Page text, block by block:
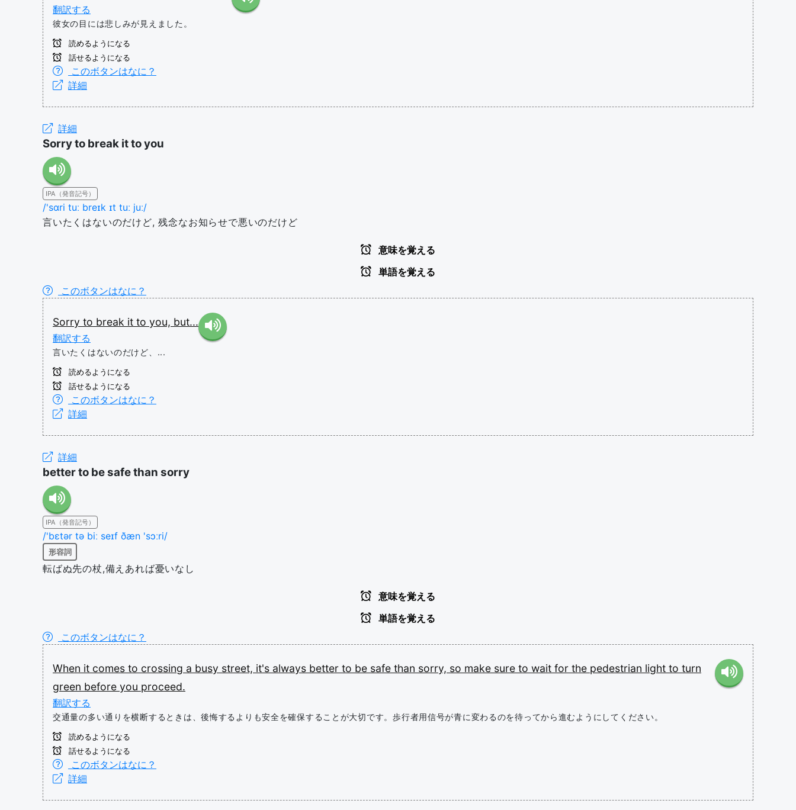
翻訳する
彼女の目には悲しみが見えました。
読めるようになる
話せるようになる
このボタンはなに？
詳細
詳細
Sorry to break it to you
IPA（発音記号）
/'sɑri tuː breɪk ɪt tuː juː/
言いたくはないのだけど, 残念なお知らせで悪いのだけど
意味を覚える
単語を覚える
このボタンはなに？
Sorry to break it to you, but...
翻訳する
言いたくはないのだけど、...
読めるようになる
話せるようになる
このボタンはなに？
詳細
詳細
better to be safe than sorry
IPA（発音記号）
/'bɛtər tə biː seɪf ðæn 'sɔːri/
形容詞
転ばぬ先の杖,備えあれば憂いなし
意味を覚える
単語を覚える
このボタンはなに？
When it comes to crossing a busy street, it's always better to be safe than sorry, so make sure to wait for the pedestrian light to turn
green before you proceed.
翻訳する
交通量の多い通りを横断するときは、後悔するよりも安全を確保することが大切です。歩行者用信号が青に変わるのを待ってから進むようにしてください。
読めるようになる
話せるようになる
このボタンはなに？
詳細